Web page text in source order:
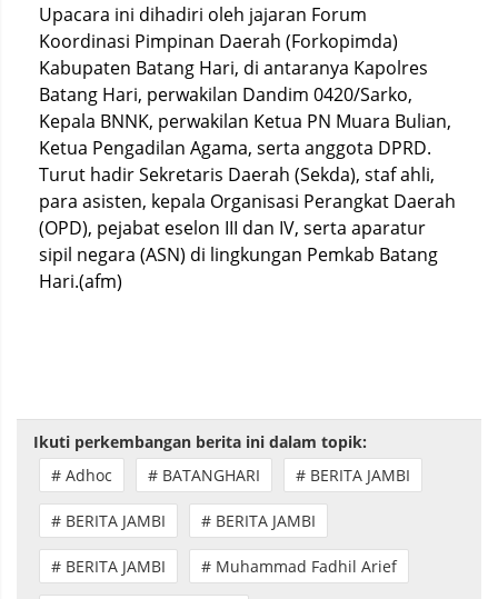
Upacara ini dihadiri oleh jajaran Forum
Koordinasi Pimpinan Daerah (Forkopimda)
Kabupaten Batang Hari, di antaranya Kapolres
Batang Hari, perwakilan Dandim 0420/Sarko,
Kepala BNNK, perwakilan Ketua PN Muara Bulian,
Ketua Pengadilan Agama, serta anggota DPRD.
Turut hadir Sekretaris Daerah (Sekda), staf ahli,
para asisten, kepala Organisasi Perangkat Daerah
(OPD), pejabat eselon III dan IV, serta aparatur
sipil negara (ASN) di lingkungan Pemkab Batang
Hari.(afm)
Ikuti perkembangan berita ini dalam topik:
# Adhoc
# BATANGHARI # BERITA JAMBI
# BERITA JAMBI # BERITA JAMBI
# BERITA JAMBI # Muhammad Fadhil Arief